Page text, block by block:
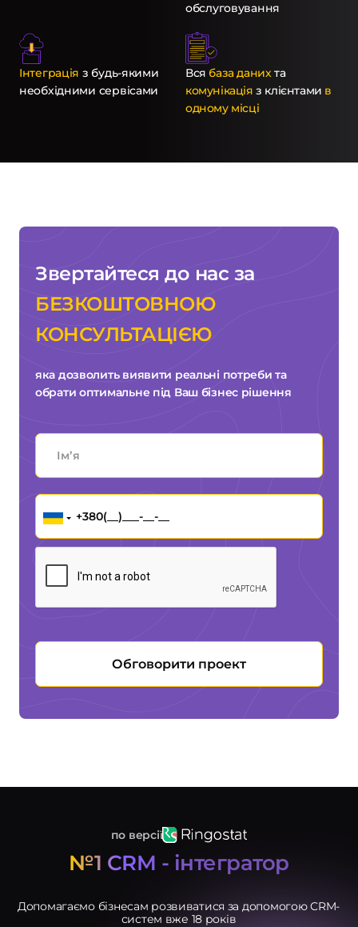
обслуговування
Інтеграція з будь-якими
необхідними сервісами
Всябаза данихта
комунікація з клієнтами в
одному місці
Звертайтеся до нас за
БЕЗКОШТОВНОЮ
КОНСУЛЬТАЦІЄЮ
яка дозволить виявити реальні потреби та
обрати оптимальне під Ваш бізнес рішення
Обговорити проект
по версії
№1 CRM - інтегратор
Допомагаємо бізнесам розвиватися за допомогою CRM-
систем вже 18 років